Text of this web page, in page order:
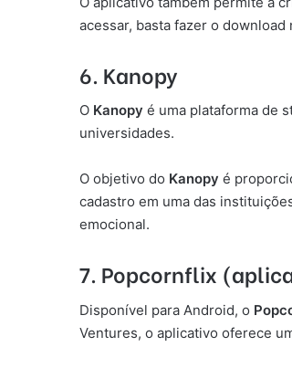
acessar, basta fazer o download
6. Kanopy
O Kanopy é uma plataforma de
universidades.
O objetivo do Kanopy é
cadastro em uma das
emocional.
7. Popcornflix
Disponível para Android, o
Ventures, o aplicativo oferece